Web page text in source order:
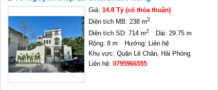
Giá:14.8 Tỷ (có thỏa thuận)
Diện tích MB: 238 m2
Diện tích SD: 714 m2
Dài: 29.75 m
Rộng: 8 m
Hướng: Liên hệ
Khu vực: Quận Lê Chân, Hải Phòng
Liên hệ:0795966555